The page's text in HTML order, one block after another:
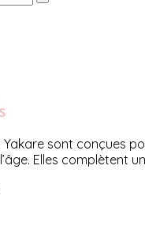
Yakare sont conçues
Elles complètent